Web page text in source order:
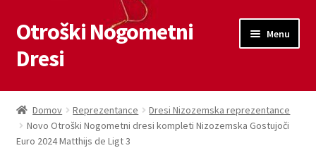
Skip
to
navigation
Skip
to
content
Otroški Nogometni
Dresi
Menu
Domov
Blog
Domov Reprezentance
Dresi Nizozemska reprezentance
Novo Otroški Nogometni dresi kompleti Nizozemska Gostujoči
Euro 2024 Matthijs de Ligt 3